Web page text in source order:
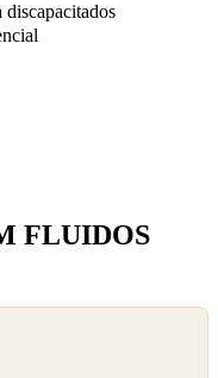
discapacitados
FLUIDOS